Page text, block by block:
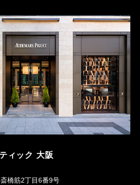
ィック 大阪
橋筋2丁目6番9号